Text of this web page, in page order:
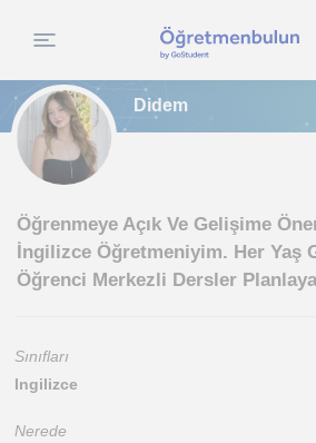
Didem
Öğrenmeye Açık Ve Gelişime
İngilizce Öğretmeniyim. Her Yaş
Öğrenci Merkezli Dersler
Sınıfları
Ingilizce
Nerede